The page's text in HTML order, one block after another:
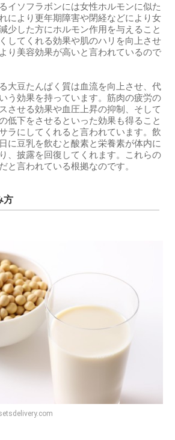
イソフラボンには女性ホルモンに似た
により更年期障害や閉経などにより女
少した方にホルモン作用を与えること
してくれる効果や肌のハリを向上させ
り美容効果が高いと言われているので
大豆たんぱく質は血流を向上させ、代
う効果を持っています。筋肉の疲労の
させる効果や血圧上昇の抑制、そして
低下をさせるといった効果も得ること
ラにしてくれると言われています。飲
に豆乳を飲むと酸素と栄養素が体内に
、披露を回復してくれます。これらの
と言われている根拠なのです。
方